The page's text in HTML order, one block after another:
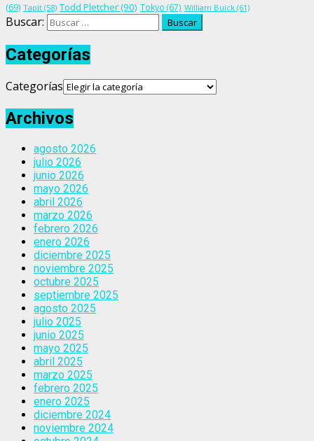
(69) Tapit (58) Todd Pletcher(90) Tokyo (67) William Buick (61)
Buscar:
Categorías
Categorías
Archivos
agosto 2026
julio 2026
junio 2026
mayo 2026
abril 2026
marzo 2026
febrero 2026
enero 2026
diciembre 2025
noviembre 2025
octubre 2025
septiembre 2025
agosto 2025
julio 2025
junio 2025
mayo 2025
abril 2025
marzo 2025
febrero 2025
enero 2025
diciembre 2024
noviembre 2024